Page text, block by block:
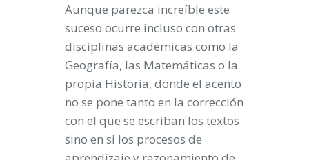
Aunque parezca increíble este
suceso ocurre incluso con otras
disciplinas académicas como la
Geografía, las Matemáticas o la
propia Historia, donde el acento
no se pone tanto en la corrección
con el que se escriban los textos
sino en si los procesos de